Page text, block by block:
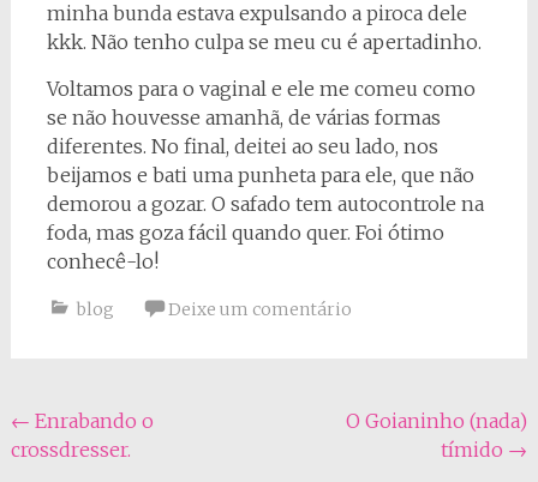
minha bunda estava expulsando a piroca dele
kkk. Não tenho culpa se meu cu é apertadinho.
Voltamos para o vaginal e ele me comeu como
se não houvesse amanhã, de várias formas
diferentes. No final, deitei ao seu lado, nos
beijamos e bati uma punheta para ele, que não
demorou a gozar. O safado tem autocontrole na
foda, mas goza fácil quando quer. Foi ótimo
conhecê-lo!
blog Deixe um comentário
Navegação
do
← Enrabando o
crossdresser.
O Goianinho (nada)
tímido →